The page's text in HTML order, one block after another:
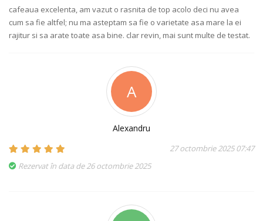
cafeaua excelenta, am vazut o rasnita de top acolo deci nu avea
cum sa fie altfel; nu ma asteptam sa fie o varietate asa mare la ei
rajitur si sa arate toate asa bine. clar revin, mai sunt multe de testat.
A
Alexandru
27 octombrie 2025 07:47
Rezervat în data de 26 octombrie 2025